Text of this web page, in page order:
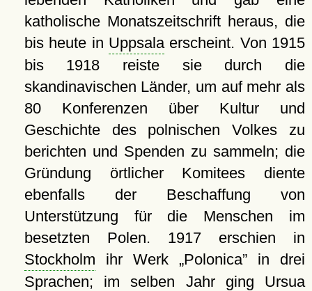
katholische Monatszeitschrift heraus, die
bis heute in Uppsalaerscheint. Von 1915
bis 1918 reiste sie durch die
skandinavischen Länder, um auf mehr als
80 Konferenzen über Kultur und
Geschichte des polnischen Volkes zu
berichten und Spenden zu sammeln; die
Gründung örtlicher Komitees diente
ebenfalls der Beschaffung von
Unterstützung für die Menschen im
besetzten Polen. 1917 erschien in
Stockholm ihr Werk Polonica in drei
Sprachen; im selben Jahr ging Ursua